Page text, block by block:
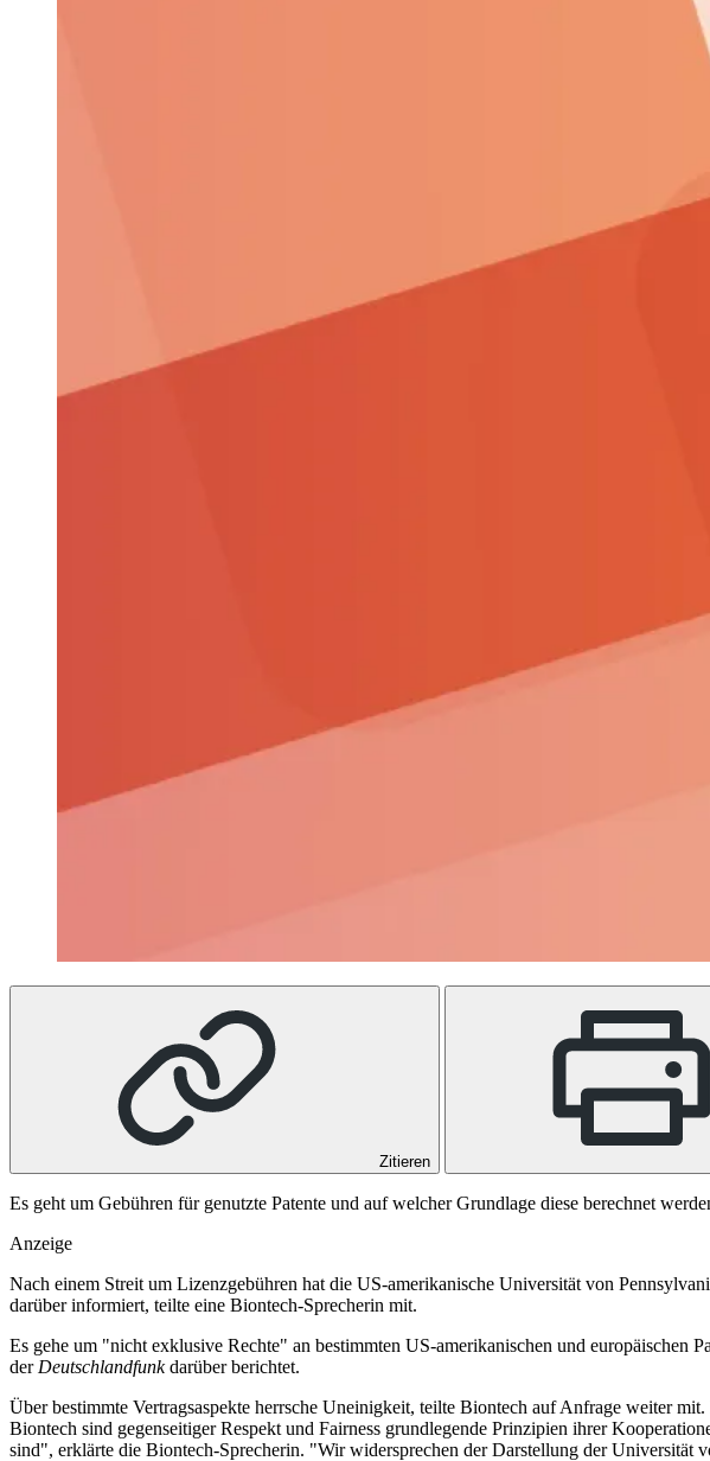
Zitieren
Es geht um Gebühren für genutzte Patente und auf welcher Grundlage diese berechnet
Anzeige
Nach einem Streit um Lizenzgebühren hat die US-amerikanische Universität von
darüber informiert, teilte eine Biontech-Sprecherin mit.
Es gehe um "nicht exklusive Rechte" an bestimmten US-amerikanischen und
der Deutschlandfunkdarüber berichtet.
Über bestimmte Vertragsaspekte herrsche Uneinigkeit, teilte Biontech auf Anfrage weiter
Biontech sind gegenseitiger Respekt und Fairness grundlegende Prinzipien ihrer
sind", erklärte die Biontech-Sprecherin. "Wir widersprechen der Darstellung der Universität